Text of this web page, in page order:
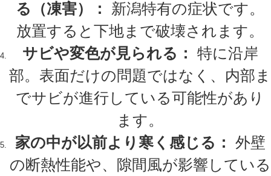
る（凍害）：
新潟特有の症状です。
放置すると下地まで破壊されます。
サビや変色が見られる：
特に沿岸
部。表面だけの問題ではなく、内部ま
でサビが進行している可能性があり
ます。
家の中が以前より寒く感じる：
外壁
の断熱性能や、隙間風が影響している